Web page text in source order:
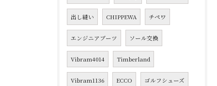
出し縫い CHIPPEWA チペワ
エンジニアブーツ ソール交換
Vibram4014 Timberland
Vibram1136 ECCO ゴルフシューズ